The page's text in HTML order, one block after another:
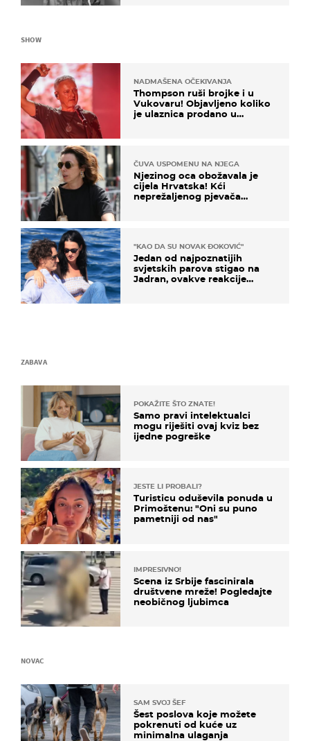
SHOW
NADMAŠENA OČEKIVANJA
Thompson ruši brojke i u
Vukovaru! Objavljeno koliko
je ulaznica prodano u
ČUVA USPOMENU NA NJEGA
Njezinog oca obožavala je
cijela Hrvatska! Kći
neprežaljenog pjevača
"KAO DA SU NOVAK ĐOKOVIĆ"
Jedan od najpoznatijih
svjetskih parova stigao na
Jadran, ovakve reakcije
ZABAVA
POKAŽITE ŠTO ZNATE!
Samo pravi intelektualci
mogu riješiti ovaj kviz bez
ijedne pogreške
JESTE LI PROBALI?
Turisticu oduševila ponuda u
Primoštenu: "Oni su puno
pametniji od nas"
IMPRESIVNO!
Scena iz Srbije fascinirala
društvene mreže! Pogledajte
neobičnog ljubimca
NOVAC
SAM SVOJ ŠEF
Šest poslova koje možete
pokrenuti od kuće uz
minimalna ulaganja